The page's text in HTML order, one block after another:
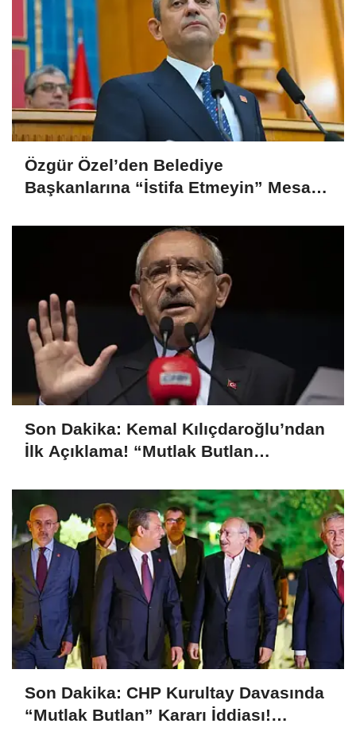
Özgür Özel’den Belediye
Başkanlarına “İstifa Etmeyin” Mesajı:
Son Dakika: Kemal Kılıçdaroğlu’ndan
İlk Açıklama! “Mutlak Butlan
Son Dakika: CHP Kurultay Davasında
“Mutlak Butlan” Kararı İddiası!